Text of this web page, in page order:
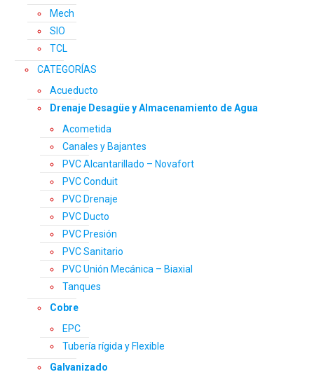
Mech
SIO
TCL
CATEGORÍAS
Acueducto
Drenaje Desagüe y Almacenamiento de Agua
Acometida
Canales y Bajantes
PVC Alcantarillado – Novafort
PVC Conduit
PVC Drenaje
PVC Ducto
PVC Presión
PVC Sanitario
PVC Unión Mecánica – Biaxial
Tanques
Cobre
EPC
Tubería rígida y Flexible
Galvanizado